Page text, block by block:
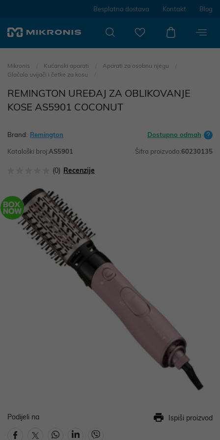
Besplatna dostava Kontakt Blog
Mikronis Kućanski aparati
Aparati za osobnu njegu
Glačala uvijači i četke za kosu
REMINGTON UREĐAJ ZA OBLIKOVANJE
KOSE AS5901 COCONUT
Brand: Remington Dostupno odmah
Kataloški broj:AS5901 Šifra proizvoda:60230135
(0) Recenzije
Podijeli na Ispiši proizvod